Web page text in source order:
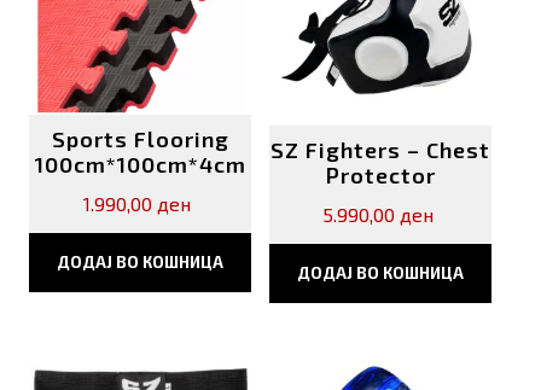
Sports Flooring
100cm*100cm*4cm
1.990,00 ден
ДОДАЈ ВО КОШНИЦА
SZ Fighters – Chest
Protector
5.990,00 ден
ДОДАЈ ВО КОШНИЦА